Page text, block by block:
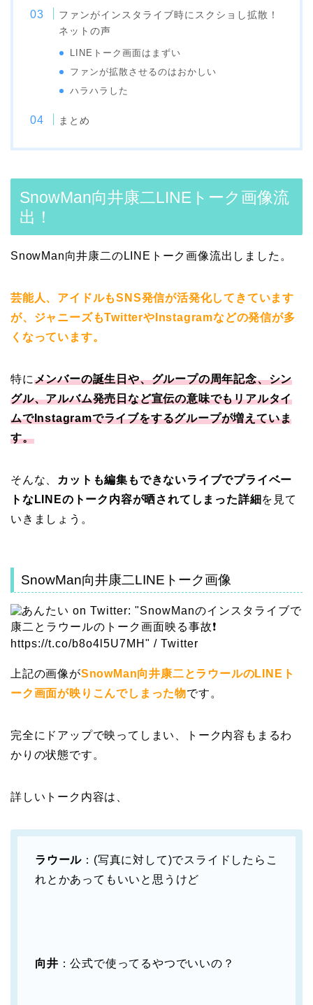
ファンがインスタライブ時にスクショし拡散！
ネットの声
LINEトーク画面はまずい
ファンが拡散させるのはおかしい
ハラハラした
まとめ
SnowMan向井康二LINEトーク画像流
出！
SnowMan向井康二のLINEトーク画像流出しました。
芸能人、アイドルもSNS発信が活発化してきています
が、ジャニーズもTwitterやInstagramなどの発信が多
くなっています。
特にメンバーの誕生日や、グループの周年記念、シン
グル、アルバム発売日など宣伝の意味でもリアルタイ
ムでInstagramでライブをするグループが増えていま
す。
そんな、 カットも編集もできないライブでプライベー
トなLINEのトーク内容が晒されてしまった詳細 を見て
いきましょう。
SnowMan向井康二LINEトーク画像
上記の画像がSnowMan向井康二とラウールのLINEト
ーク画面が映りこんでしまった物です。
完全にドアップで映ってしまい、トーク内容もまるわ
かりの状態です。
詳しいトーク内容は、
ラウール ：(写真に対して)でスライドしたらこ
れとかあってもいいと思うけど
向井 ：公式で使ってるやつでいいの？